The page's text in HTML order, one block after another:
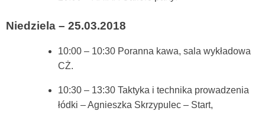
Niedziela – 25.03.2018
10:00 – 10:30 Poranna kawa, sala wykładowa
CŻ.
10:30 – 13:30 Taktyka i technika prowadzenia
łódki – Agnieszka Skrzypulec – Start,